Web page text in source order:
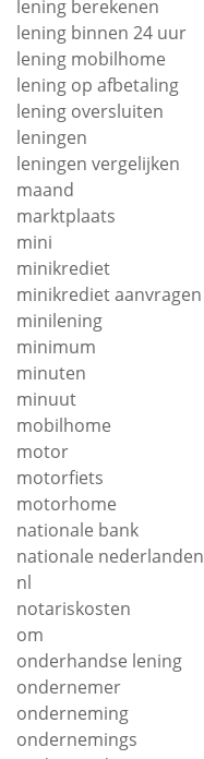
lening berekenen
lening binnen 24 uur
lening mobilhome
lening op afbetaling
lening oversluiten
leningen
leningen vergelijken
maand
marktplaats
mini
minikrediet
minikrediet aanvragen
minilening
minimum
minuten
minuut
mobilhome
motor
motorfiets
motorhome
nationale bank
nationale nederlanden
nl
notariskosten
om
onderhandse lening
ondernemer
onderneming
ondernemings